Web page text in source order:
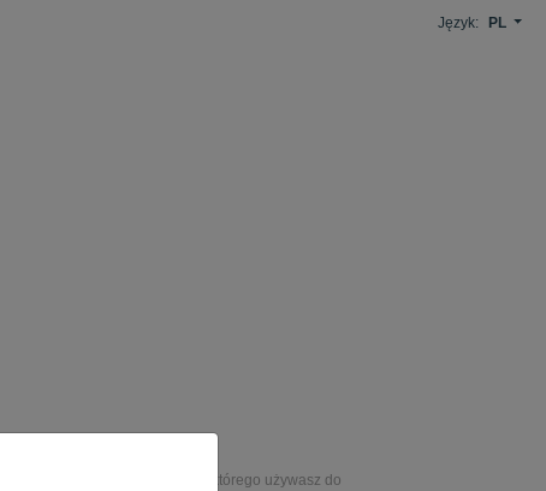
Język: PL
hasło, wprowadź adres e-mail, którego używasz do